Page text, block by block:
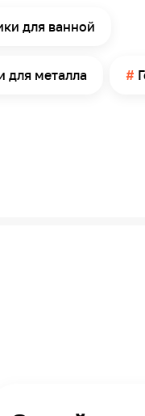
для ванной
для металла